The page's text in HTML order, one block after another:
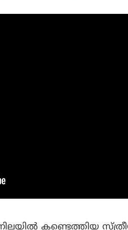
നിലയിൽ കണ്ടെത്തിയ